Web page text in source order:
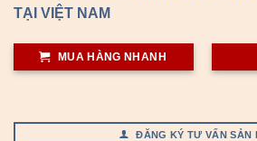
TẠI VIỆT NAM
MUA HÀNG NHANH
ĐĂNG KÝ TƯ VẤN SẢN